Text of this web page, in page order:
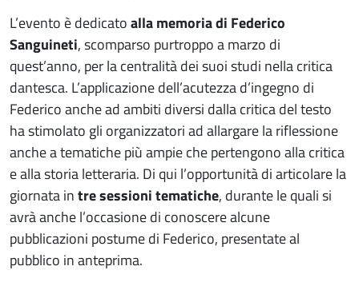
​L’evento è dedicatoalla memoria di Federico
Sanguineti, scomparso purtroppo a marzo di
quest’anno, per la centralità dei suoi studi nella critica
dantesca. L’applicazione dell’acutezza d’ingegno di
Federico anche ad ambiti diversi dalla critica del testo
ha stimolato gli organizzatori ad allargare la riflessione
anche a tematiche più ampie che pertengono alla critica
e alla storia letteraria. Di qui l’opportunità di articolare la
giornata intre sessioni tematiche, durante le quali si
avrà anche l’occasione di conoscere alcune
pubblicazioni postume di Federico, presentate al
pubblico in anteprima.